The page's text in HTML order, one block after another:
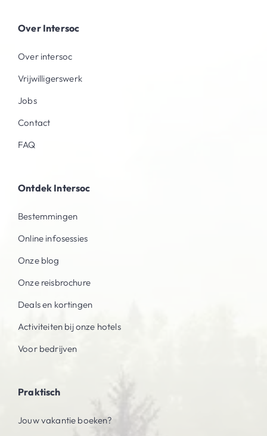
Over Intersoc
Over intersoc
Vrijwilligerswerk
Jobs
Contact
FAQ
Ontdek Intersoc
Bestemmingen
Online infosessies
Onze blog
Onze reisbrochure
Deals en kortingen
Activiteiten bij onze hotels
Voor bedrijven
Praktisch
Jouw vakantie boeken?